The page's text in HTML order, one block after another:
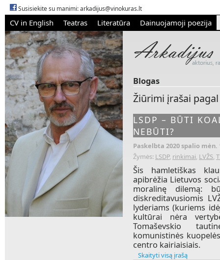
Susisiekite su manimi:arkadijus@vinokuras.lt
CV in English Teatras Literatūra Dainuojamoji poezija
Blogas
Žiūrimi įrašai
LSDP – BŪTI
NEBŪTI?
Paskelbta 2020 spalio
Žymės: LSDP, rinkimai, LVŽS,
Šis hamletiškas
apibrėžia Lietuvos
moralinę dilemą:
diskreditavusiomis
lyderiams (kuriems
kultūrai nėra
Tomaševskio
komunistinės
centro kairiaisiais.
Skaityti visą įrašą